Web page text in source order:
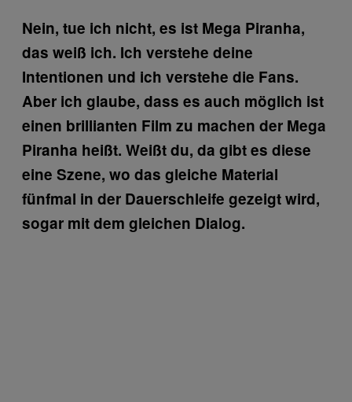
Nein, tue ich nicht, es ist Mega Piranha,
das weiß ich. Ich verstehe deine
Intentionen und ich verstehe die Fans.
Aber ich glaube, dass es auch möglich ist
einen brillianten Film zu machen der Mega
Piranha heißt. Weißt du, da gibt es diese
eine Szene, wo das gleiche Material
fünfmal in der Dauerschleife gezeigt wird,
sogar mit dem gleichen Dialog.